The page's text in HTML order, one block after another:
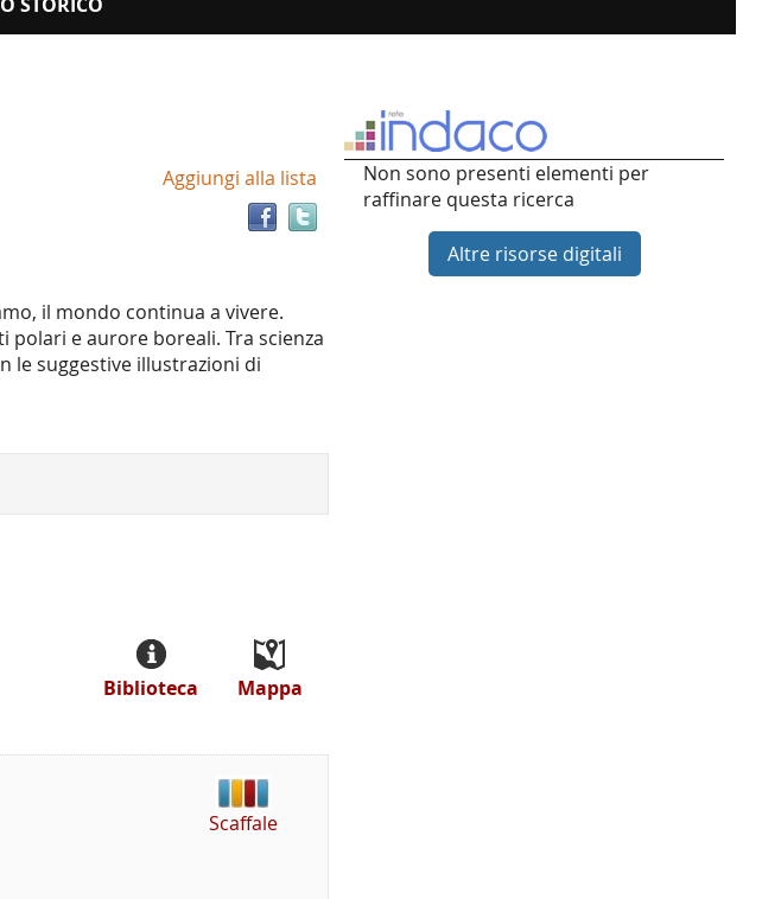
Trova
documento
Aggiungi alla lista
il mondo continua a vivere.
e aurore boreali. Tra scienza
le suggestive illustrazioni di
Mappa
Biblioteca
Scaffale
Non sono presenti elementi per
raffinare questa ricerca
Altre risorse digitali